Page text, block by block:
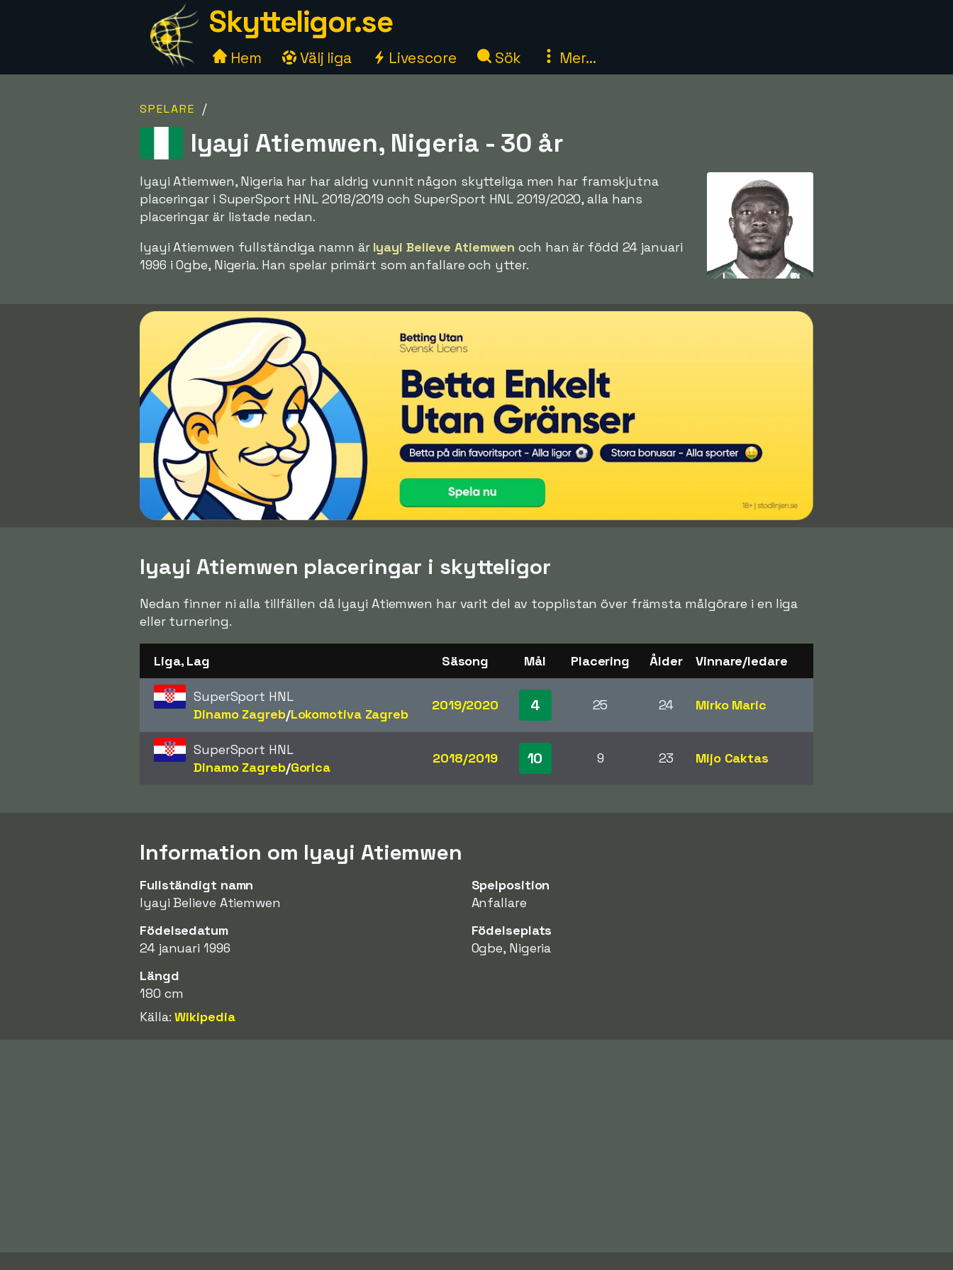
Skytteligor.se
Hem Välj liga Livescore Sök Mer...
SPELARE /
Iyayi Atiemwen, Nigeria - 30 år
Iyayi Atiemwen, Nigeria har har aldrig vunnit någon skytteliga men har framskjutna
placeringar i SuperSport HNL 2018/2019 och SuperSport HNL 2019/2020, alla hans
placeringar är listade nedan.
Iyayi Atiemwen fullständiga namn är Iyayi Believe Atiemwen och han är född 24 januari
1996 i Ogbe, Nigeria. Han spelar primärt som anfallare och ytter.
Iyayi Atiemwen placeringar i skytteligor
Nedan finner ni alla tillfällen då Iyayi Atiemwen har varit del av topplistan över främsta målgörare i en liga
eller turnering.
Liga, Lag Säsong Mål Placering Ålder Vinnare/ledare
SuperSport HNL
Dinamo Zagreb/​Lokomotiva Zagreb
2019/2020 4 25 24 Mirko Maric
SuperSport HNL
Dinamo Zagreb/​Gorica
2018/2019 10 9 23 Mijo Caktas
Information om Iyayi Atiemwen
Fullständigt namn
Iyayi Believe Atiemwen
Spelposition
Anfallare
Födelsedatum
24 januari 1996
Födelseplats
Ogbe, Nigeria
Längd
180 cm
Källa:Wikipedia